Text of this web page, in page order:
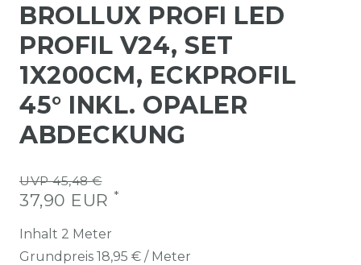
BROLLUX PROFI LED
PROFIL V24, SET
1X200CM, ECKPROFIL
45° INKL. OPALER
ABDECKUNG
UVP 45,48 €
37,90 EUR *
Inhalt 2 Meter
Grundpreis 18,95 € / Meter